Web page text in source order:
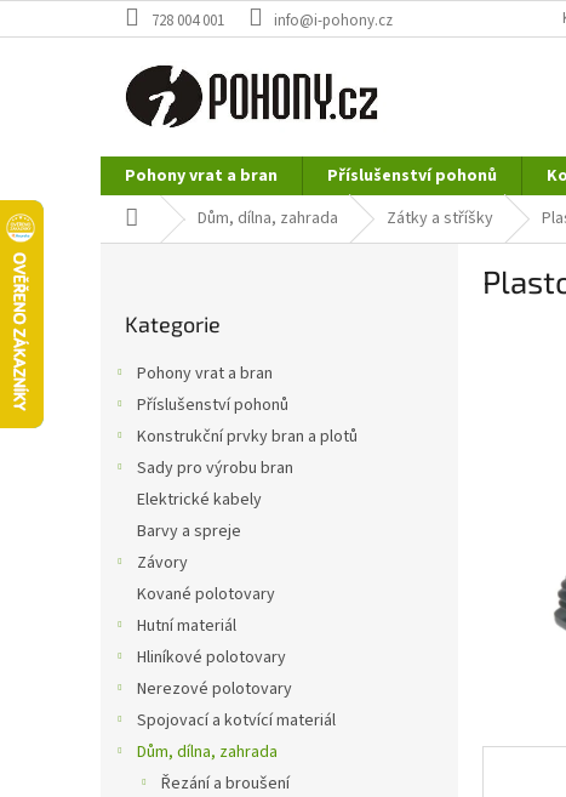
na
728 004 001 info@i-pohony.cz
Pohony vrat a bran Příslušenství pohonů
Nerezové polotovary
Hutní materiál
Domů Dům, dílna, zahrada Zátky a stříšky
kategorie
Kategorie
Pohony vrat a bran
Příslušenství pohonů
Konstrukční prvky bran a plotů
Sady pro výrobu bran
Elektrické kabely
Barvy a spreje
Závory
Kované polotovary
Hutní materiál
Hliníkové polotovary
Nerezové polotovary
Spojovací a kotvící materiál
Dům, dílna, zahrada
Řezání a broušení